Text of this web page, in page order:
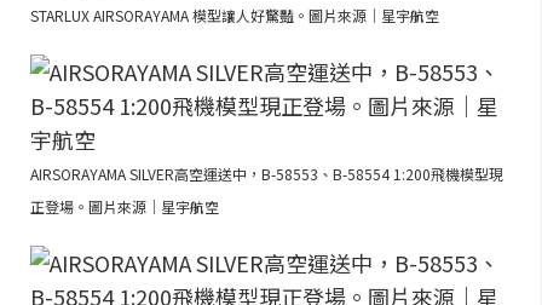
STARLUX AIRSORAYAMA 模型讓人好驚豔。圖片來源｜星宇航空
AIRSORAYAMA SILVER高空運送中，B-58553、B-58554 1:200飛機模型現
正登場。圖片來源｜星宇航空